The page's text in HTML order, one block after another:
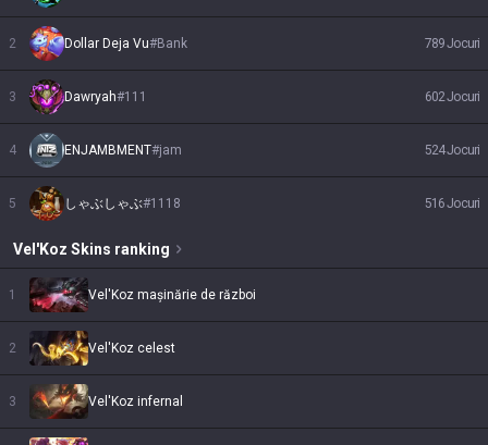
2 Dollar Deja Vu#Bank 789Jocuri
3 Dawryah#111 602Jocuri
4 ENJAMBMENT#jam 524Jocuri
5 しゃぶしゃぶ#1118 516Jocuri
Vel'Koz Skins ranking
1 Vel'Koz mașinărie de război
2 Vel'Koz celest
3 Vel'Koz infernal